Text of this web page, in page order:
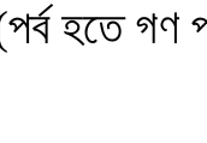
হতে গণ